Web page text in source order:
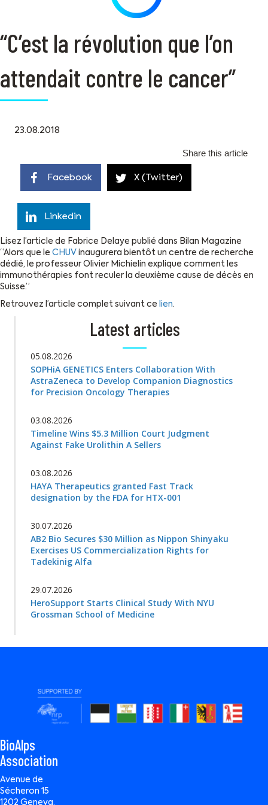
“C’est la révolution que l’on
attendait contre le cancer”
23.08.2018
Share this article
Facebook X (Twitter)
Linkedin
Lisez l’article de Fabrice Delaye publié dans Bilan Magazine
“Alors que le CHUV inaugurera bientôt un centre de recherche
dédié, le professeur Olivier Michielin explique comment les
immunothérapies font reculer la deuxième cause de décès en
Suisse.”
Retrouvez l’article complet suivant ce lien.
Latest articles
05.08.2026
SOPHiA GENETICS Enters Collaboration With
AstraZeneca to Develop Companion Diagnostics
for Precision Oncology Therapies
03.08.2026
Timeline Wins $5.3 Million Court Judgment
Against Fake Urolithin A Sellers
03.08.2026
HAYA Therapeutics granted Fast Track
designation by the FDA for HTX-001
30.07.2026
AB2 Bio Secures $30 Million as Nippon Shinyaku
Exercises US Commercialization Rights for
Tadekinig Alfa
29.07.2026
HeroSupport Starts Clinical Study With NYU
Grossman School of Medicine
BioAlps
Association
Avenue de
Sécheron 15
1202 Geneva,